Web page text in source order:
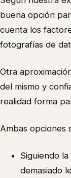
buena opción
cuenta los
fotografías de
Otra
del mismo y
realidad forma
Ambas opciones
Siguiendo
demasiado